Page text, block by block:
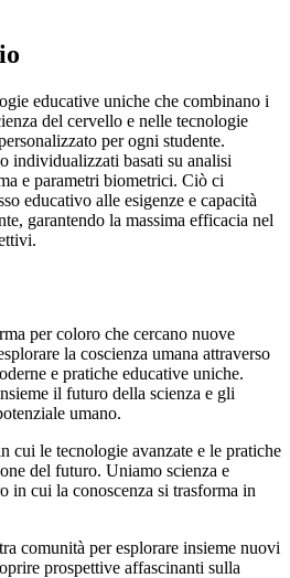
educative uniche che combinano i
del cervello e nelle tecnologie
per ogni studente.
individualizzati basati su analisi
e parametri biometrici. Ciò ci
educativo alle esigenze e capacità
garantendo la massima efficacia nel
per coloro che cercano nuove
la coscienza umana attraverso
e pratiche educative uniche.
il futuro della scienza e gli
umano.
cui le tecnologie avanzate e le pratiche
del futuro. Uniamo scienza e
in cui la conoscenza si trasforma in
comunità per esplorare insieme nuovi
prospettive affascinanti sulla